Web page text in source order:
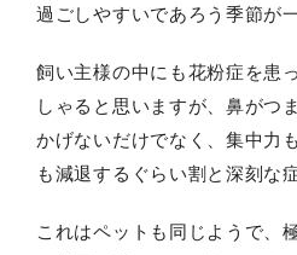
過ごしやすいであろう季節が
飼い主様の中にも花粉症を患
しゃると思いますが、鼻がつ
かげないだけでなく、集中力
も減退するぐらい割と深刻な
これはペットも同じようで、